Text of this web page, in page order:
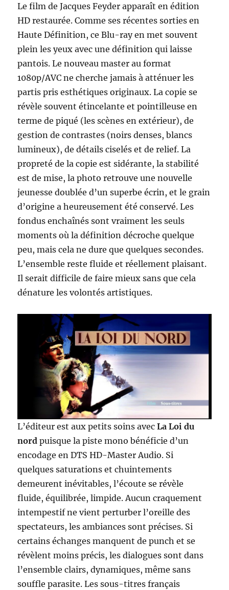
Le film de Jacques Feyder apparaît en édition
HD restaurée. Comme ses récentes sorties en
Haute Définition, ce Blu-ray en met souvent
plein les yeux avec une définition qui laisse
pantois. Le nouveau master au format
1080p/AVC ne cherche jamais à atténuer les
partis pris esthétiques originaux. La copie se
révèle souvent étincelante et pointilleuse en
terme de piqué (les scènes en extérieur), de
gestion de contrastes (noirs denses, blancs
lumineux), de détails ciselés et de relief. La
propreté de la copie est sidérante, la stabilité
est de mise, la photo retrouve une nouvelle
jeunesse doublée d’un superbe écrin, et le grain
d’origine a heureusement été conservé. Les
fondus enchaînés sont vraiment les seuls
moments où la définition décroche quelque
peu, mais cela ne dure que quelques secondes.
L’ensemble reste fluide et réellement plaisant.
Il serait difficile de faire mieux sans que cela
dénature les volontés artistiques.
L’éditeur est aux petits soins avecLa Loi du
nord puisque la piste mono bénéficie d’un
encodage en DTS HD-Master Audio. Si
quelques saturations et chuintements
demeurent inévitables, l’écoute se révèle
fluide, équilibrée, limpide. Aucun craquement
intempestif ne vient perturber l’oreille des
spectateurs, les ambiances sont précises. Si
certains échanges manquent de punch et se
révèlent moins précis, les dialogues sont dans
l’ensemble clairs, dynamiques, même sans
souffle parasite. Les sous-titres français